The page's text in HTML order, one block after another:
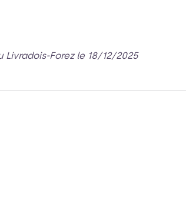
Livradois-Forez le 18/12/2025